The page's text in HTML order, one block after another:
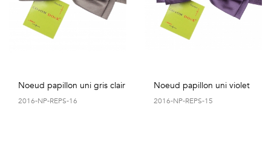
Noeud papillon uni gris clair
2016-NP-REPS-16
Noeud papillon uni violet
2016-NP-REPS-15